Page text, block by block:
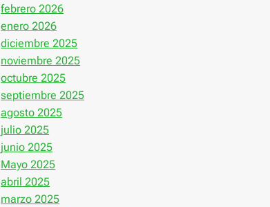
febrero 2026
enero 2026
diciembre 2025
noviembre 2025
octubre 2025
septiembre 2025
agosto 2025
julio 2025
junio 2025
Mayo 2025
abril 2025
marzo 2025